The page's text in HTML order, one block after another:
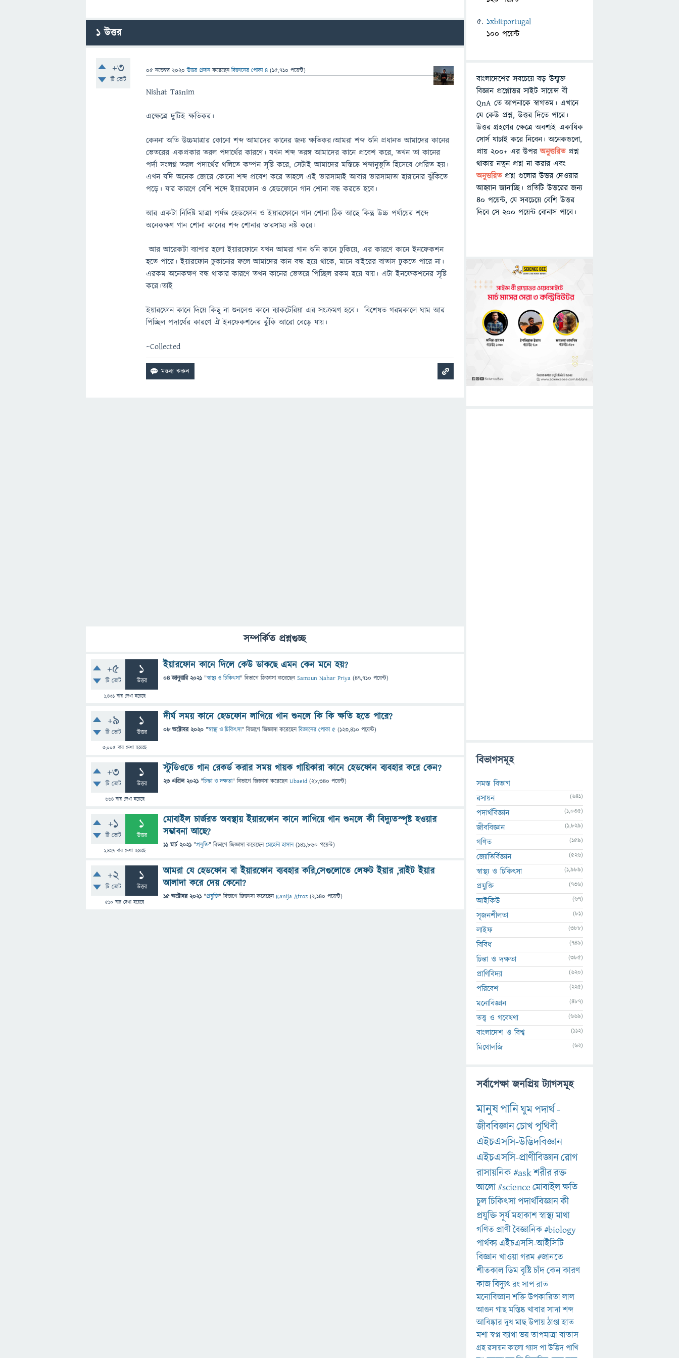
1উত্তর
+3
টি ভোট
05 নভেম্বর 2020 উত্তর প্রদান করেছেনবিজ্ঞানের পোকা ৪ (15,710 পয়েন্ট)
Nishat Tasnim
এক্ষেত্রে দুটিই ক্ষতিকর।
কেননা অতি উচ্চমাত্রার কোনো শব্দ আমাদের কানের জন্য ক্ষতিকর।আমরা শব্দ শুনি প্রধানত আমাদের কানের
ভেতরের একপ্রকার তরল পদার্থের কারণে। যখন শব্দ তরঙ্গ আমাদের কানে প্রবেশ করে, তখন তা কানের
পর্দা সংলগ্ন তরল পদার্থের থলিতে কম্পন সৃষ্টি করে, সেটাই আমাদের মস্তিষ্কে শব্দানুভূতি হিসেবে প্রেরিত হয়।
এখন যদি অনেক জোরে কোনো শব্দ প্রবেশ করে তাহলে এই ভারসাম্যই আবার ভারসাম্যতা হারানোর ঝুঁকিতে
পড়ে। যার কারণে বেশি শব্দে ইয়ারফোন ও হেডফোনে গান শোনা বন্ধ করতে হবে।
আর একটা নির্দিষ্ট মাত্রা পর্যন্ত হেডফোন ও ইয়ারফোনে গান শোনা ঠিক আছে কিন্তু উচ্চ পর্যায়ের শব্দে
অনেকক্ষণ গান শোনা কানের শব্দ শোনার ভারসাম্য নষ্ট করে।
আর আরেকটা ব্যাপার হলো ইয়ারফোনে যখন আমরা গান শুনি কানে ঢুকিয়ে, এর কারণে কানে ইনফেকশন
হতে পারে। ইয়ারফোন ঢুকানোর ফলে আমাদের কান বদ্ধ হয়ে থাকে, মানে বাইরের বাতাস ঢুকতে পারে না।
এরকম অনেকক্ষণ বদ্ধ থাকার কারণে তখন কানের ভেতরে পিচ্ছিল রকম হয়ে যায়। এটা ইনফেকশনের সৃষ্টি
করে।তাই
ইয়ারফোন কানে দিয়ে কিছু না শুনলেও কানে ব্যাকটেরিয়া এর সংক্রমণ হবে। বিশেষত গরমকালে ঘাম আর
পিচ্ছিল পদার্থের কারণে ঐ ইনফেকশনের ঝুঁকি আরো বেড়ে যায়।
~Collected
সম্পর্কিত প্রশ্নগুচ্ছ
+5
টি ভোট
1
উত্তর
1,431বার দেখা হয়েছে
ইয়ারফোন কানে দিলে কেউ ডাকছে এমন কেন মনে হয়?
04 জানুয়ারি 2021 "স্বাস্থ্য ও চিকিৎসা" বিভাগে জিজ্ঞাসাকরেছেনSamsun Nahar Priya (47,710 পয়েন্ট)
+9
টি ভোট
1
উত্তর
3,005 বার দেখা হয়েছে
দীর্ঘ সময় কানে হেডফোন লাগিয়ে গান শুনলে কি কি ক্ষতি হতে পারে?
08 অক্টোবর 2020 "স্বাস্থ্য ও চিকিৎসা" বিভাগে জিজ্ঞাসাকরেছেনবিজ্ঞানের পোকা ৫ (123,410 পয়েন্ট)
+3
টি ভোট
1
উত্তর
664বার দেখা হয়েছে
স্টুডিওতে গান রেকর্ড করার সময় গায়ক গায়িকারা কানে হেডফোন ব্যবহার করে কেন?
23 এপ্রিল 2021 "চিন্তা ও দক্ষতা" বিভাগে জিজ্ঞাসাকরেছেনUbaeid (28,340 পয়েন্ট)
+1
টি ভোট
1
উত্তর
1,427বার দেখা হয়েছে
মোবাইল চার্জরত অবস্থায় ইয়ারফোন কানে লাগিয়ে গান শুনলে কী বিদ্যুতস্পৃষ্ট হওয়ার
সম্ভাবনা আছে?
11 মার্চ 2021 "প্রযুক্তি" বিভাগে জিজ্ঞাসাকরেছেনমেহেদী হাসান (141,860 পয়েন্ট)
+2
টি ভোট
1
উত্তর
510 বার দেখা হয়েছে
আমরা যে হেডফোন বা ইয়ারফোন ব্যবহার করি,সেগুলোতে লেফট ইয়ার ,রাইট ইয়ার
আলাদা করে দেয় কেনো?
15 অক্টোবর 2021 "প্রযুক্তি" বিভাগে জিজ্ঞাসাকরেছেনKanija Afroz (2,140 পয়েন্ট)
1xbitportugal
100 পয়েন্ট
বাংলাদেশের সবচেয়ে বড় উন্মুক্ত
বিজ্ঞান প্রশ্নোত্তর সাইট সায়েন্স বী
QnA তে আপনাকে স্বাগতম। এখানে
যে কেউ প্রশ্ন, উত্তর দিতে পারে।
উত্তর গ্রহণের ক্ষেত্রে অবশ্যই একাধিক
সোর্স যাচাই করে নিবেন। অনেকগুলো,
প্রায় ২০০+ এর উপরঅনুত্তরিতপ্রশ্ন
থাকায় নতুন প্রশ্ন না করার এবং
অনুত্তরিত প্রশ্ন গুলোর উত্তর দেওয়ার
আহ্বান জানাচ্ছি। প্রতিটি উত্তরের জন্য
৪০ পয়েন্ট, যে সবচেয়ে বেশি উত্তর
দিবে সে ২০০ পয়েন্ট বোনাস পাবে।
বিভাগসমূহ
সমস্ত বিভাগ
রসায়ন
(641)
পদার্থবিজ্ঞান (1,035)
জীববিজ্ঞান (1,829)
গণিত (159)
জ্যোতির্বিজ্ঞান (526)
স্বাস্থ্য ও চিকিৎসা (1,989)
প্রযুক্তি (736)
আইকিউ (67)
সৃজনশীলতা (81)
লাইফ (388)
বিবিধ (749)
চিন্তা ও দক্ষতা (385)
প্রাণিবিদ্যা (620)
পরিবেশ (225)
মনোবিজ্ঞান (487)
তত্ত্ব ও গবেষণা (669)
বাংলাদেশ ও বিশ্ব (112)
মিথোলজি (62)
সর্বাপেক্ষা জনপ্রিয় ট্যাগসমূহ
মানুষপানিঘুমপদার্থ-
জীববিজ্ঞানচোখপৃথিবী
এইচএসসি-উদ্ভিদবিজ্ঞান
এইচএসসি-প্রাণীবিজ্ঞানরোগ
রাসায়নিক#askশরীররক্ত
আলো#scienceমোবাইলক্ষতি
চুলচিকিৎসাপদার্থবিজ্ঞানকী
প্রযুক্তিসূর্যমহাকাশস্বাস্থ্যমাথা
গণিত প্রাণীবৈজ্ঞানিক#biology
পার্থক্য এইচএসসি-আইসিটি
বিজ্ঞানখাওয়াগরম#জানতে
শীতকালডিমবৃষ্টিচাঁদকেনকারণ
কাজবিদ্যুৎরংসাপরাত
মনোবিজ্ঞানশক্তিউপকারিতালাল
আগুনগাছমস্তিষ্কখাবারসাদাশব্দ
আবিষ্কারদুধমাছউপায়ঠাণ্ডাহাত
মশাস্বপ্নব্যাথাভয়তাপমাত্রাবাতাস
গ্রহরসায়নকালোগ্যাসপাউদ্ভিদপাখি